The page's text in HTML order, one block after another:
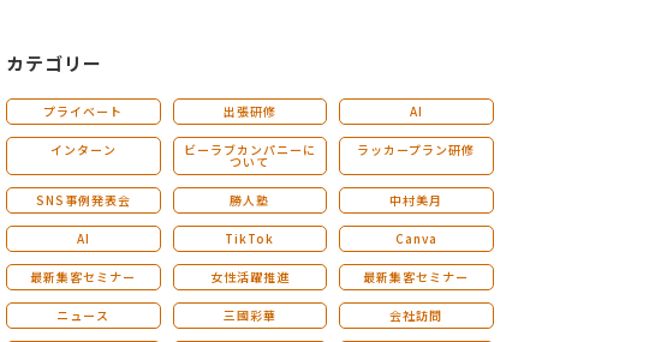
ストレングスファインダー研修
カテゴリー
プライベート 出張研修 AI
インターン ビーラブカンパニーに
ついて
ラッカープラン研修
SNS事例発表会 勝人塾 中村美月
AI TikTok Canva
最新集客セミナー 女性活躍推進 最新集客セミナー
ニュース 三國彩華 会社訪問